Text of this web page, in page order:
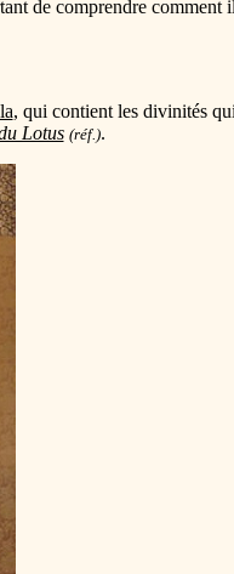
de comprendre comment
, qui contient les divinités
Lotus (réf.).